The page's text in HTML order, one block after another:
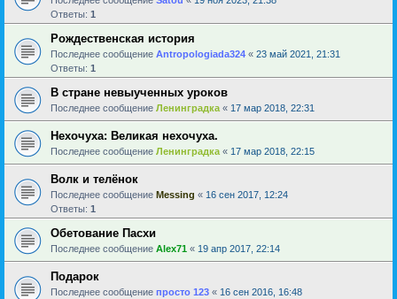
Ответы: 1
Рождественская история
Последнее сообщение Antropologiada324 « 23 май 2021, 21:31
Ответы: 1
В стране невыученных уроков
Последнее сообщение Ленинградка « 17 мар 2018, 22:31
Нехочуха: Великая нехочуха.
Последнее сообщение Ленинградка « 17 мар 2018, 22:15
Волк и телёнок
Последнее сообщение Messing « 16 сен 2017, 12:24
Ответы: 1
Обетование Пасхи
Последнее сообщение Alex71 « 19 апр 2017, 22:14
Подарок
Последнее сообщение просто 123 « 16 сен 2016, 16:48